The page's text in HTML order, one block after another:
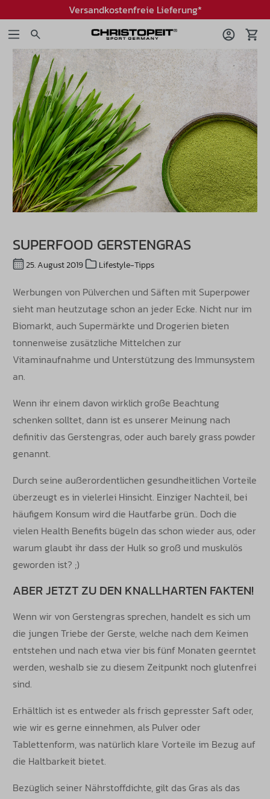
Versandkostenfreie Lieferung*
SUPERFOOD GERSTENGRAS
25. August 2019 Lifestyle-Tipps
Werbungen von Pülverchen und Säften mit Superpower
sieht man heutzutage schon an jeder Ecke. Nicht nur im
Biomarkt, auch Supermärkte und Drogerien bieten
tonnenweise zusätzliche Mittelchen zur
Vitaminaufnahme und Unterstützung des Immunsystem
an.
Wenn ihr einem davon wirklich große Beachtung
schenken solltet, dann ist es unserer Meinung nach
definitiv das Gerstengras, oder auch barely grass powder
genannt.
Durch seine außerordentlichen gesundheitlichen Vorteile
überzeugt es in vielerlei Hinsicht. Einziger Nachteil, bei
häufigem Konsum wird die Hautfarbe grün.. Doch die
vielen Health Benefits bügeln das schon wieder aus, oder
warum glaubt ihr dass der Hulk so groß und muskulös
geworden ist? ;)
ABER JETZT ZU DEN KNALLHARTEN FAKTEN!
Wenn wir von Gerstengras sprechen, handelt es sich um
die jungen Triebe der Gerste, welche nach dem Keimen
entstehen und nach etwa vier bis fünf Monaten geerntet
werden, weshalb sie zu diesem Zeitpunkt noch glutenfrei
sind.
Erhältlich ist es entweder als frisch gepresster Saft oder,
wie wir es gerne einnehmen, als Pulver oder
Tablettenform, was natürlich klare Vorteile im Bezug auf
die Haltbarkeit bietet.
Bezüglich seiner Nährstoffdichte, gilt das Gras als das